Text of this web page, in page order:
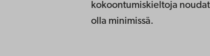
kokoontumiskieltoja
olla minimissä.